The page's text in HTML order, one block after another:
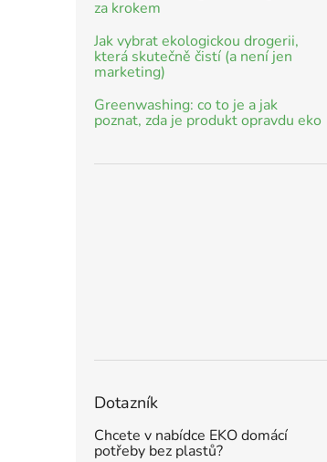
za krokem
Jak vybrat ekologickou drogerii,
která skutečně čistí (a není jen
marketing)
Greenwashing: co to je a jak
poznat, zda je produkt opravdu eko
Dotazník
Chcete v nabídce EKO domácí
potřeby bez plastů?